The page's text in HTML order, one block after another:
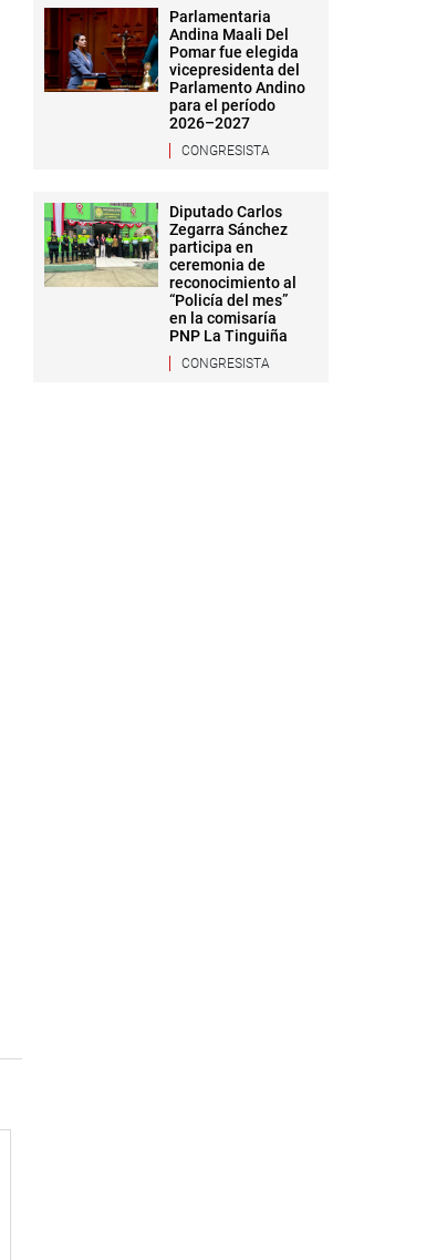
Parlamentaria
Andina Maali Del
Pomar fue elegida
vicepresidenta del
Parlamento Andino
para el período
2026–2027
CONGRESISTA
Diputado Carlos
Zegarra Sánchez
participa en
ceremonia de
reconocimiento al
“Policía del mes”
en la comisaría
PNP La Tinguiña
CONGRESISTA